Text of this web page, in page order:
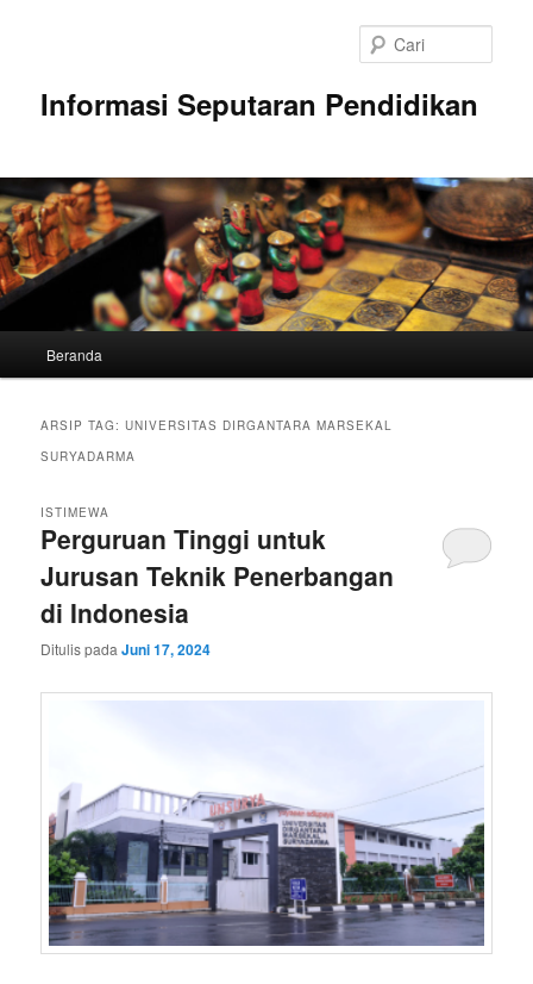
Informasi Seputaran Pendidikan
Beranda
ARSIP TAG:UNIVERSITAS DIRGANTARA MARSEKAL
SURYADARMA
Perguruan Tinggi untuk
Jurusan Teknik Penerbangan
di Indonesia
ISTIMEWA
Ditulis padaJuni 17, 2024